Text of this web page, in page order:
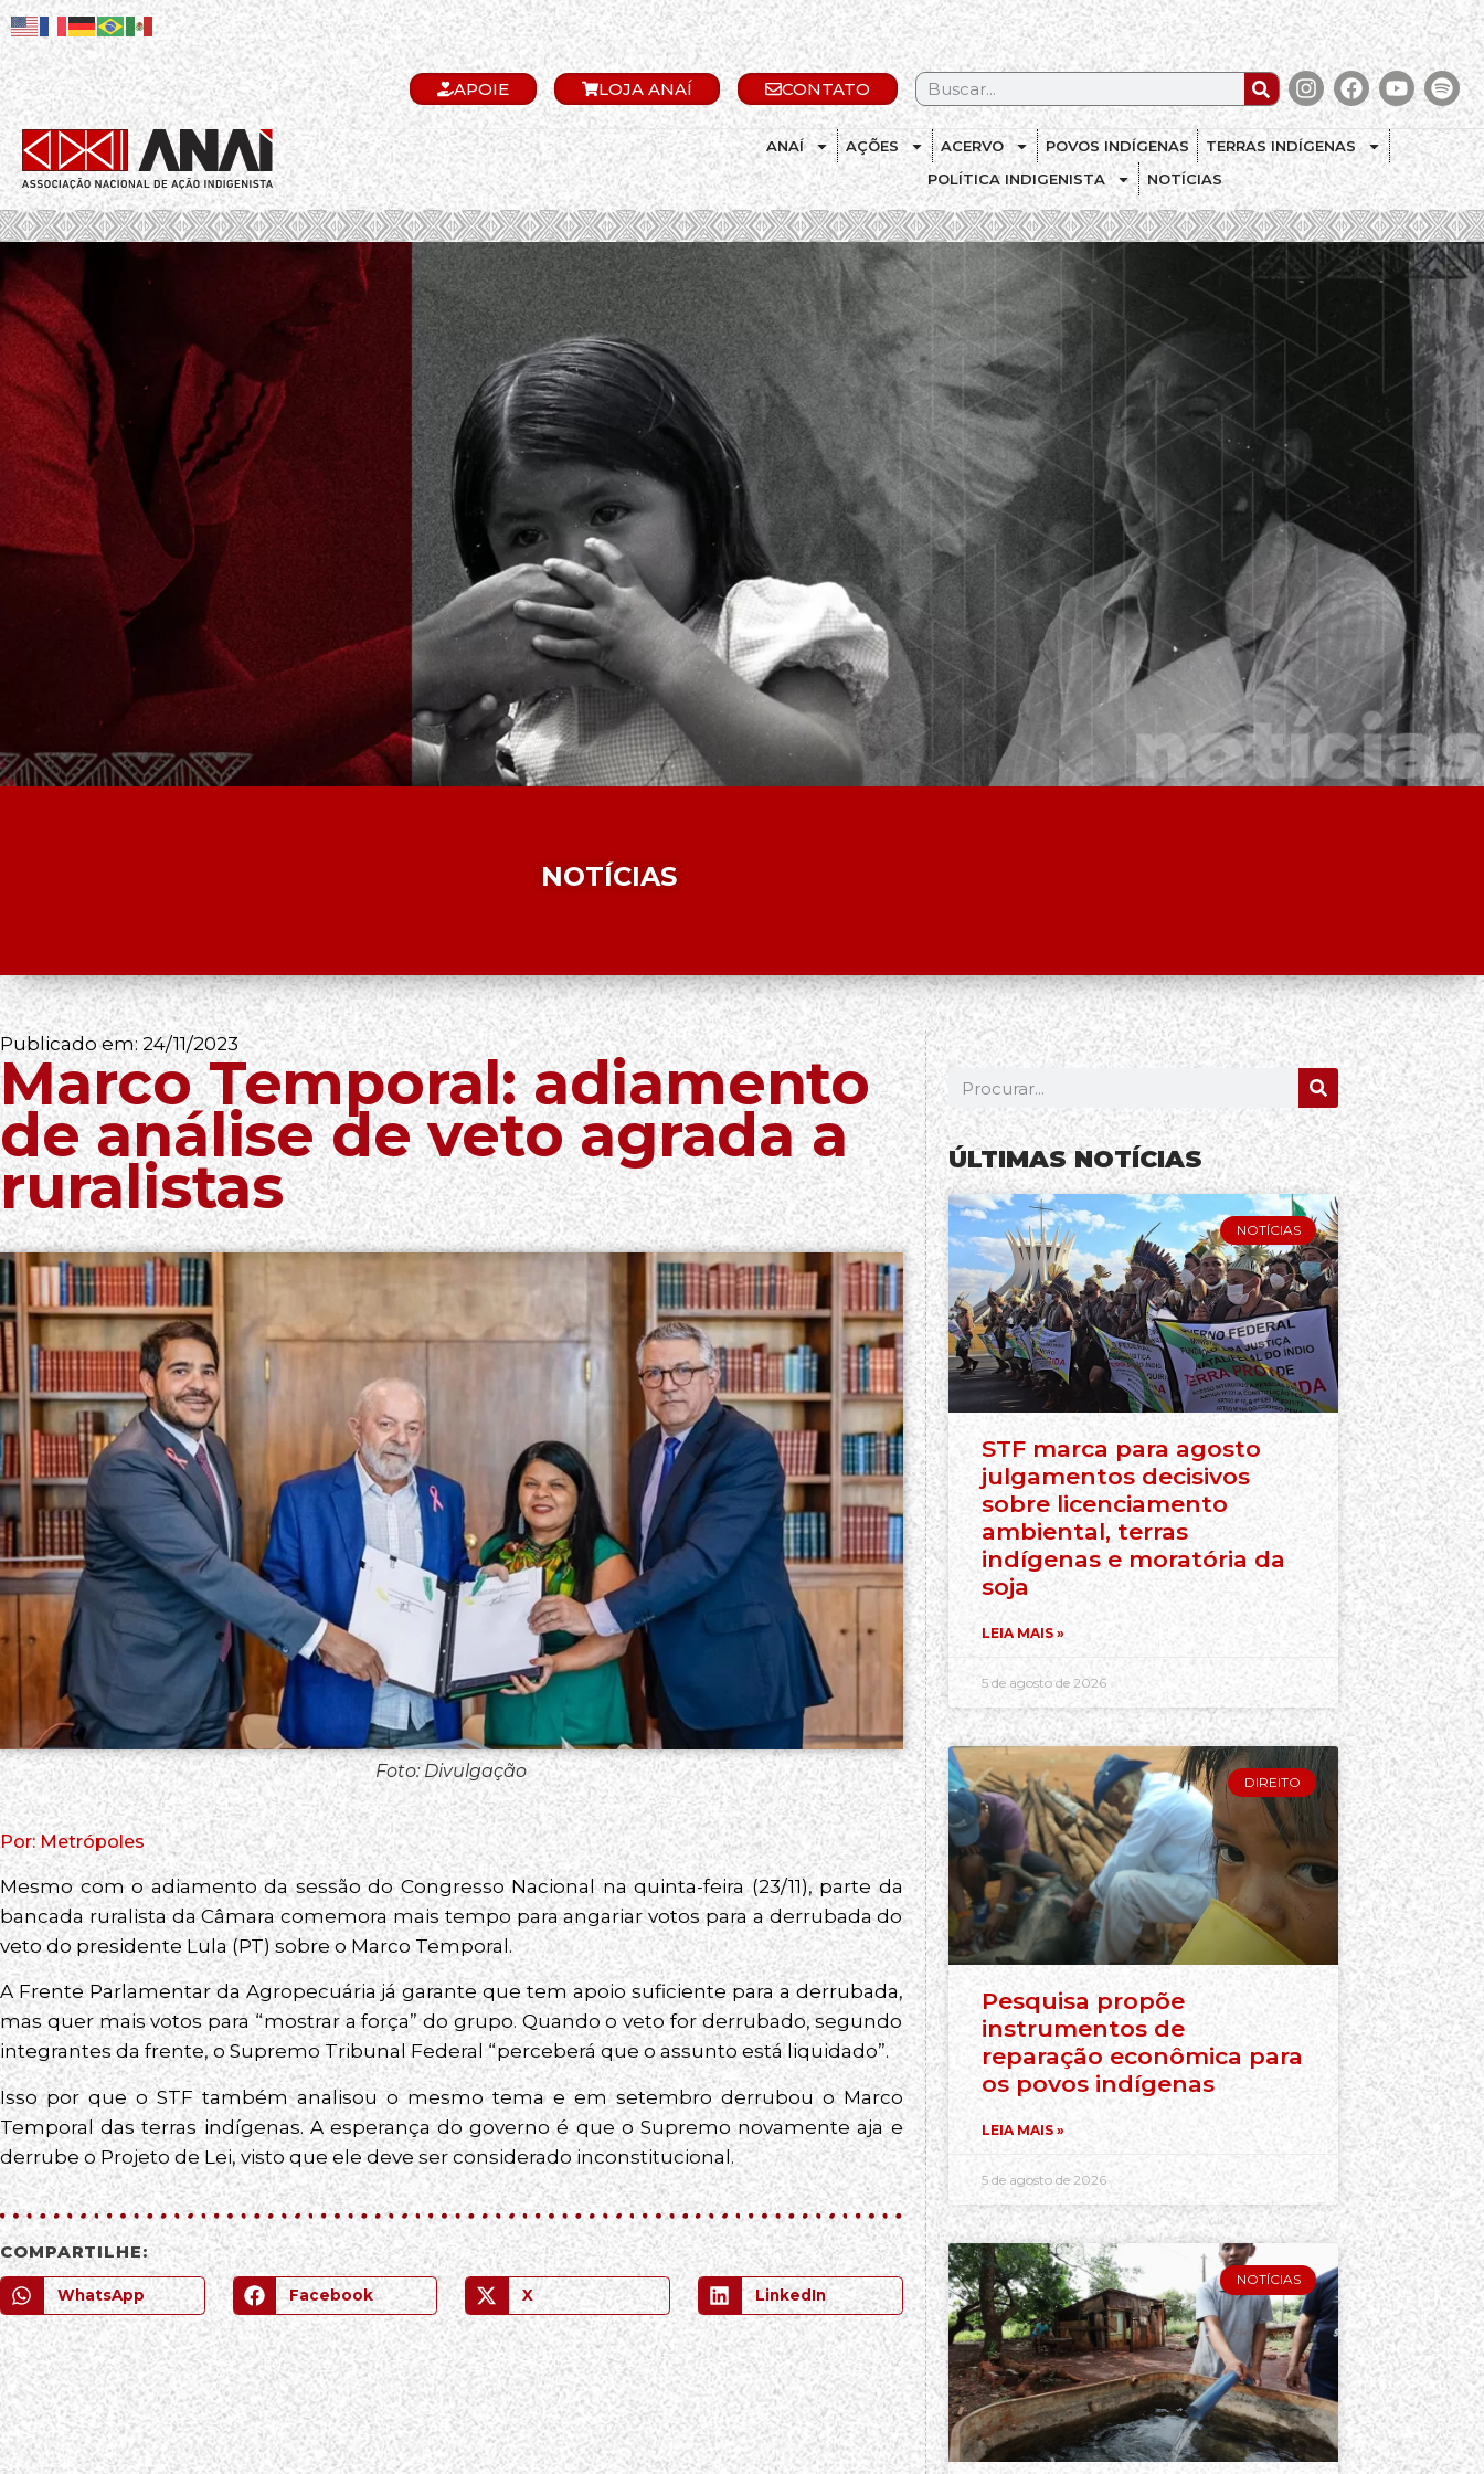
APOIE LOJA ANAÍ CONTATO
ANAÍ AÇÕES ACERVO POVOS INDÍGENAS
TERRAS INDÍGENAS
POLÍTICA INDIGENISTA
NOTÍCIAS
.
NOTÍCIAS
Publicado em: 24/11/2023
Marco Temporal: adiamento
de análise de veto agrada a
ruralistas
Foto: Divulgação
Por: Metrópoles
Mesmo com o adiamento da sessão do Congresso Nacional na quinta-feira (23/11), parte da
bancada ruralista da Câmara comemora mais tempo para angariar votos para a derrubada do
veto do presidente Lula (PT) sobre o Marco Temporal.
A Frente Parlamentar da Agropecuária já garante que tem apoio suficiente para a derrubada,
mas quer mais votos para “mostrar a força” do grupo. Quando o veto for derrubado, segundo
integrantes da frente, o Supremo Tribunal Federal “perceberá que o assunto está liquidado”.
Isso por que o STF também analisou o mesmo tema e em setembro derrubou o Marco
Temporal das terras indígenas. A esperança do governo é que o Supremo novamente aja e
derrube o Projeto de Lei, visto que ele deve ser considerado inconstitucional.
COMPARTILHE:
WhatsApp Facebook X LinkedIn
ÚLTIMAS NOTÍCIAS
NOTÍCIAS
STF marca para agosto
julgamentos decisivos
sobre licenciamento
ambiental, terras
indígenas e moratória da
soja
LEIA MAIS »
5 de agosto de 2026
DIREITO
Pesquisa propõe
instrumentos de
reparação econômica para
os povos indígenas
LEIA MAIS »
5 de agosto de 2026
NOTÍCIAS